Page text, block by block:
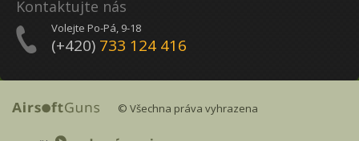
Kontaktujte nás
Volejte Po-Pá, 9-18
(+420) 733 124 416
© Všechna práva vyhrazena